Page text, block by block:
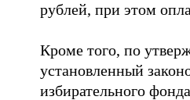
рублей, при этом
Кроме того, по
установленный
избирательного